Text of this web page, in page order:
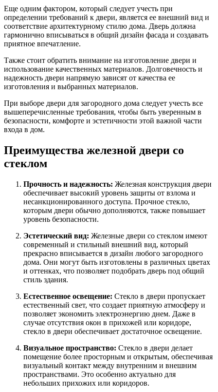
Еще одним фактором, который следует учесть при
определении требований к двери, является ее внешний вид и
соответствие архитектурному стилю дома. Дверь должна
гармонично вписываться в общий дизайн фасада и создавать
приятное впечатление.
Также стоит обратить внимание на изготовление двери и
использование качественных материалов. Долговечность и
надежность двери напрямую зависят от качества ее
изготовления и выбранных материалов.
При выборе двери для загородного дома следует учесть все
вышеперечисленные требования, чтобы быть уверенным в
безопасности, комфорте и эстетичности этой важной части
входа в дом.
Преимущества железной двери со
стеклом
Прочность и надежность: Железная конструкция двери
обеспечивает высокий уровень защиты от взлома и
несанкционированного доступа. Прочное стекло,
которым двери обычно дополняются, также повышает
уровень безопасности.
Эстетический вид: Железные двери со стеклом имеют
современный и стильный внешний вид, который
прекрасно вписывается в дизайн любого загородного
дома. Они могут быть изготовлены в различных цветах
и оттенках, что позволяет подобрать дверь под общий
стиль здания.
Естественное освещение: Стекло в двери пропускает
естественный свет, что создает приятную атмосферу и
позволяет экономить электроэнергию днем. Даже в
случае отсутствия окон в прихожей или коридоре,
стекло в двери обеспечивает достаточное освещение.
Визуальное пространство: Стекло в двери делает
помещение более просторным и открытым, обеспечивая
визуальный контакт между внутренним и внешним
пространствами. Это особенно актуально для
небольших прихожих или коридоров.